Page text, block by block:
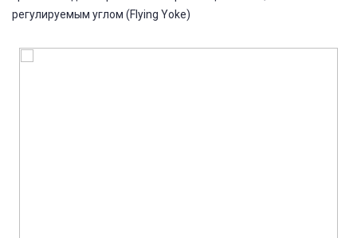
регулируемым углом (Flying Yoke)